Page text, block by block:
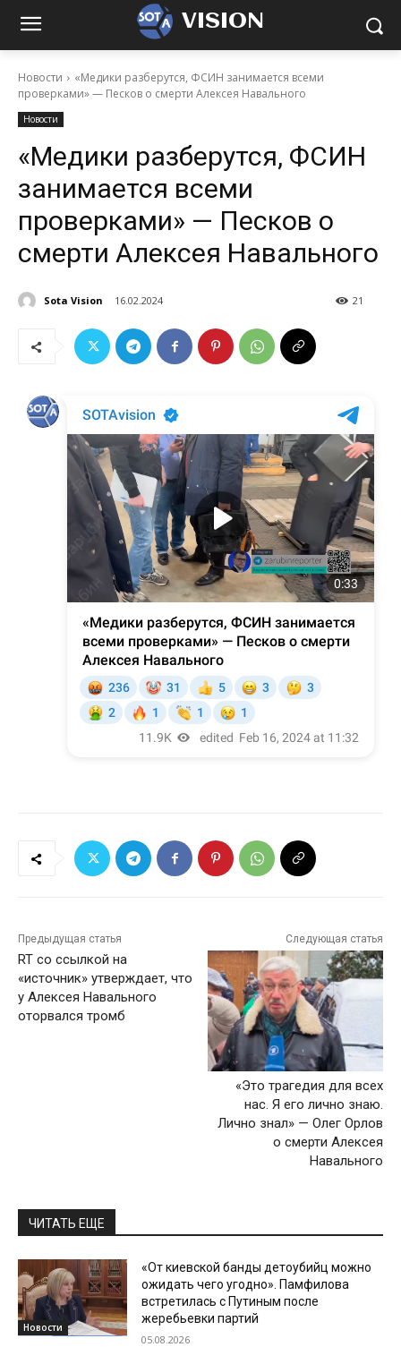
VISION
Новости
«Медики разберутся, ФСИН занимается всеми
проверками» — Песков о смерти Алексея Навального
Новости
«Медики разберутся, ФСИН
занимается всеми
проверками» — Песков о
смерти Алексея Навального
Sota Vision 16.02.2024 21
Предыдущая статья
RT со ссылкой на
«источник» утверждает, что
у Алексея Навального
оторвался тромб
Следующая статья
«Это трагедия для всех
нас. Я его лично знаю.
Лично знал» — Олег Орлов
о смерти Алексея
Навального
ЧИТАТЬ ЕЩЕ
Новости
«От киевской банды детоубийц можно
ожидать чего угодно». Памфилова
встретилась с Путиным после
жеребьевки партий
05.08.2026